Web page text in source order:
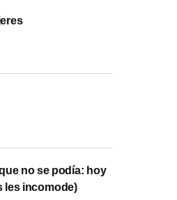
no se podía: hoy
les incomode)